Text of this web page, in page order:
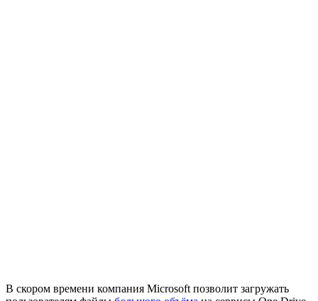
В скором времени компания Microsoft позволит загружать